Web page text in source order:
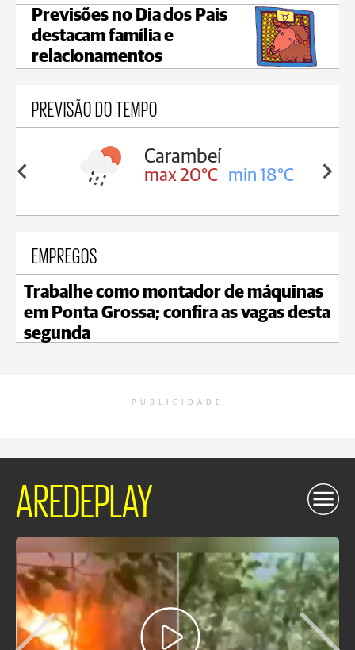
Previsões no Dia dos Pais
destacam família e
relacionamentos
PREVISÃO DO TEMPO
18°C
Carambeí
max 20°C min 18°C
EMPREGOS
Trabalhe como montador de máquinas
em Ponta Grossa; confira as vagas desta
segunda
PUBLICIDADE
AREDEPLAY